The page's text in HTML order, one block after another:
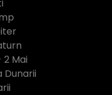
Mai
Dunarii